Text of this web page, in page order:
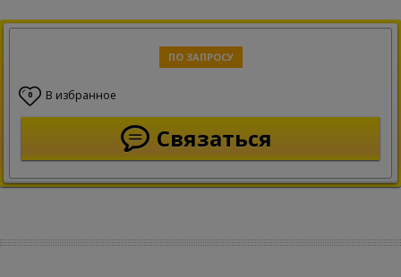
ПО ЗАПРОСУ
0 В избранное
Связаться